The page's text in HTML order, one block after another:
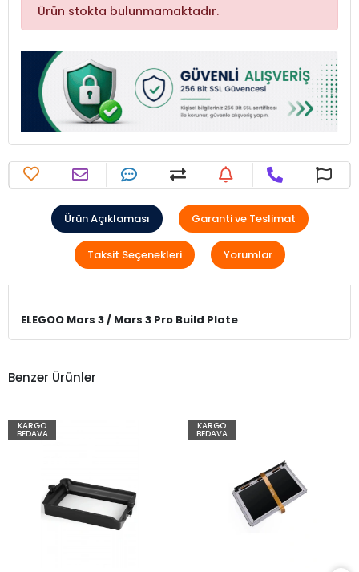
Ürün stokta bulunmamaktadır.
Ürün Açıklaması Garanti ve Teslimat
Taksit Seçenekleri Yorumlar
ELEGOO Mars 3 / Mars 3 Pro Build Plate
Benzer Ürünler
KARGO
BEDAVA
KARGO
BEDAVA